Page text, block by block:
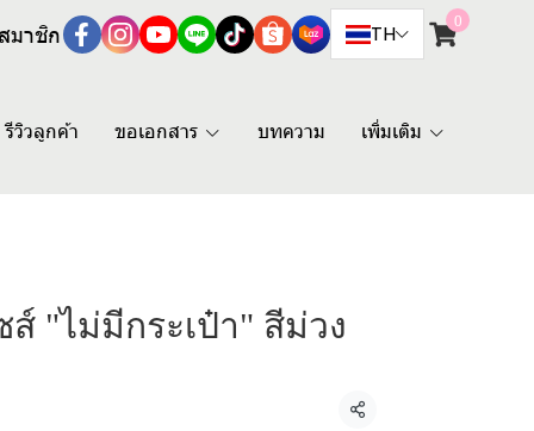
มาชิก TH
0
รีวิวลูกค้า ขอเอกสาร บทความ เพิ่มเติม
ส์ "ไม่มีกระเป๋า" สีม่วง
แชร์